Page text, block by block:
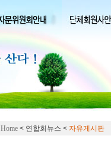
Home < 연합회뉴스 < 자유게시판